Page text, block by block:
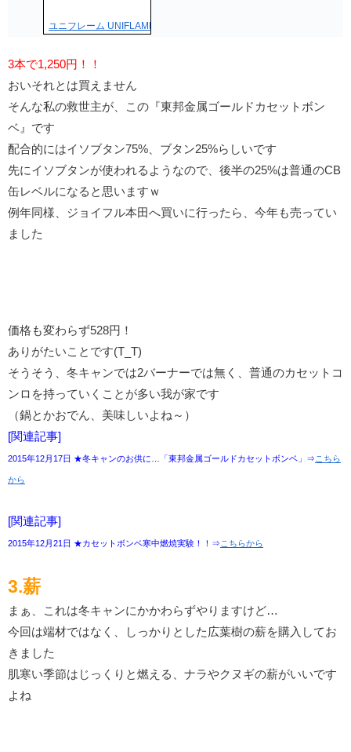
ユニフレーム UNIFLAME プレミアムガス（3本） 650042 [CB缶 カセ
3本で1,250円！！
おいそれとは買えません
そんな私の救世主が、この『東邦金属ゴールドカセットボン
ベ』です
配合的にはイソブタン75%、ブタン25%らしいです
先にイソブタンが使われるようなので、後半の25%は普通のCB
缶レベルになると思いますｗ
例年同様、ジョイフル本田へ買いに行ったら、今年も売ってい
ました
価格も変わらず528円！
ありがたいことです(T_T)
そうそう、冬キャンでは2バーナーでは無く、普通のカセットコ
ンロを持っていくことが多い我が家です
（鍋とかおでん、美味しいよね～）
[関連記事]
2015年12月17日 ★冬キャンのお供に…「東邦金属ゴールドカセットボンベ」⇒ こちら
から
[関連記事]
2015年12月21日 ★カセットボンベ寒中燃焼実験！！⇒ こちらから
3.薪
まぁ、これは冬キャンにかかわらずやりますけど…
今回は端材ではなく、しっかりとした広葉樹の薪を購入してお
きました
肌寒い季節はじっくりと燃える、ナラやクヌギの薪がいいです
よね